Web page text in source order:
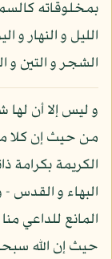
بمخلوقاته
الليل و النهار و
الشجر و التين و
و ليس إلا أن لها
من حيث إن كلا
الكريمة بكرامة
البهاء و القدس
المانع للداعي
حيث إن الله